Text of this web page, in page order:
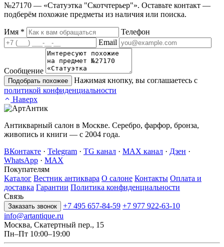
№27170 — «Статуэтка "Скотчтерьер"». Оставьте контакт —
подберём похожие предметы из наличия или поиска.
Имя *
Телефон
Email
Сообщение
Подобрать похожее
Нажимая кнопку, вы соглашаетесь с
политикой конфиденциальности
Наверх
Антикварный салон в Москве. Серебро, фарфор, бронза,
живопись и книги — с 2004 года.
ВКонтакте · Telegram · TG канал · MAX канал · Дзен ·
WhatsApp · MAX
Покупателям
Каталог Вестник антиквара О салоне Контакты Оплата и
доставка Гарантии Политика конфиденциальности
Связь
Заказать звонок +7 495 657-84-59 +7 977 922-63-10
info@artantique.ru
Москва, Скатертный пер., 15
Пн–Пт 10:00–19:00